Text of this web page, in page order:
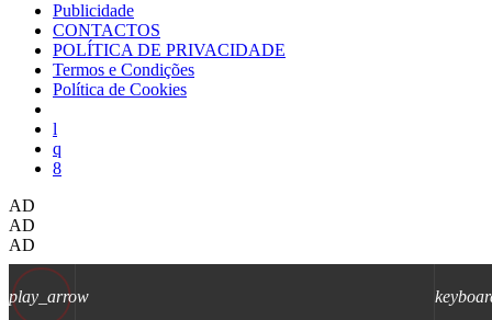
play_arrow
Publicidade
CONTACTOS
POLÍTICA DE PRIVACIDADE
Termos e Condições
Política de Cookies
AD
AD
AD